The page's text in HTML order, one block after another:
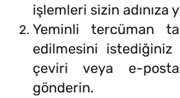
işlemleri sizin adınıza
Yeminli tercüman
edilmesini istediğiniz
çeviri veya e-
gönderin.